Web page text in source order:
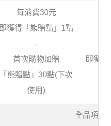
每消費30元
即獲得「熊贈點」1點
-
首次購物加贈
「熊贈點」30點(下次
使用)
即獲
全品項可